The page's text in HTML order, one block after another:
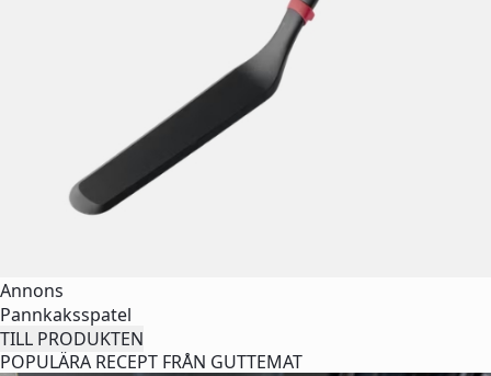
Annons
Pannkaksspatel
TILL PRODUKTEN
POPULÄRA RECEPT FRÅN GUTTEMAT